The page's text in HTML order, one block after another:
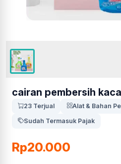
cairan pembersih kaca
23 Terjual
Alat & Bahan
Sudah Termasuk Pajak
Rp20.000